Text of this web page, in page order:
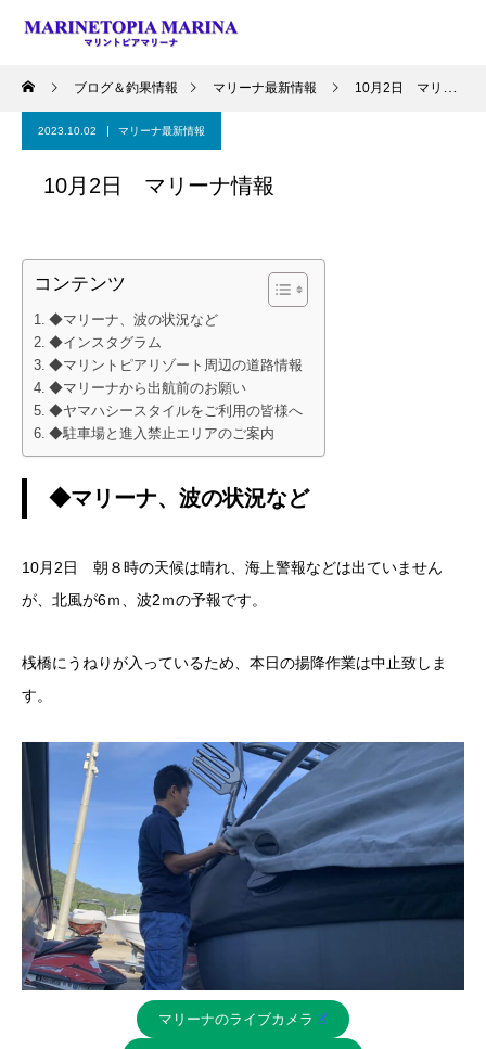
ブログ＆釣果情報 マリーナ最新情報 10月2日 マリーナ情報
2023.10.02 マリーナ最新情報
10月2日 マリーナ情報
コンテンツ
◆マリーナ、波の状況など
◆インスタグラム
◆マリントピアリゾート周辺の道路情報
◆マリーナから出航前のお願い
◆ヤマハシースタイルをご利用の皆様へ
◆駐車場と進入禁止エリアのご案内
◆マリーナ、波の状況など
10月2日 朝８時の天候は晴れ、海上警報などは出ていません
が、北風が6ｍ、波2ｍの予報です。
桟橋にうねりが入っているため、本日の揚降作業は中止致しま
す。
マリーナのライブカメラ